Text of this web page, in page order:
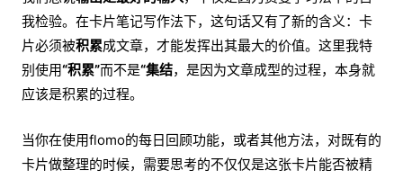
我检验。在卡片笔记写作法下，这句话又有了新的含义：卡
片必须被积累成文章，才能发挥出其最大的价值。这里我特
别使用“积累”而不是“集结，是因为文章成型的过程，本身就
应该是积累的过程。
当你在使用flomo的每日回顾功能，或者其他方法，对既有的
卡片做整理的时候，需要思考的不仅仅是这张卡片能否被精